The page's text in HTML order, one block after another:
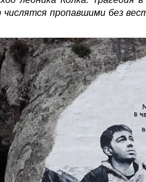
числятся пропавшими без